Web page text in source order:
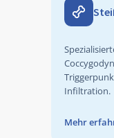
Infiltration.
Mehr